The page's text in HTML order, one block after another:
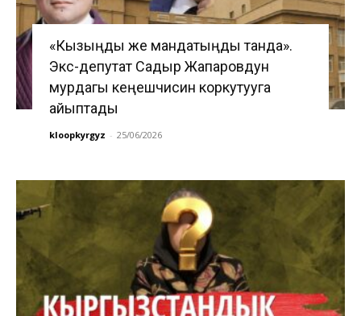
«Кызыңды же мандатыңды танда».
Экс-депутат Садыр Жапаровдун
мурдагы кеңешчисин коркутууга
айыптады
kloopkyrgyz - 25/06/2026